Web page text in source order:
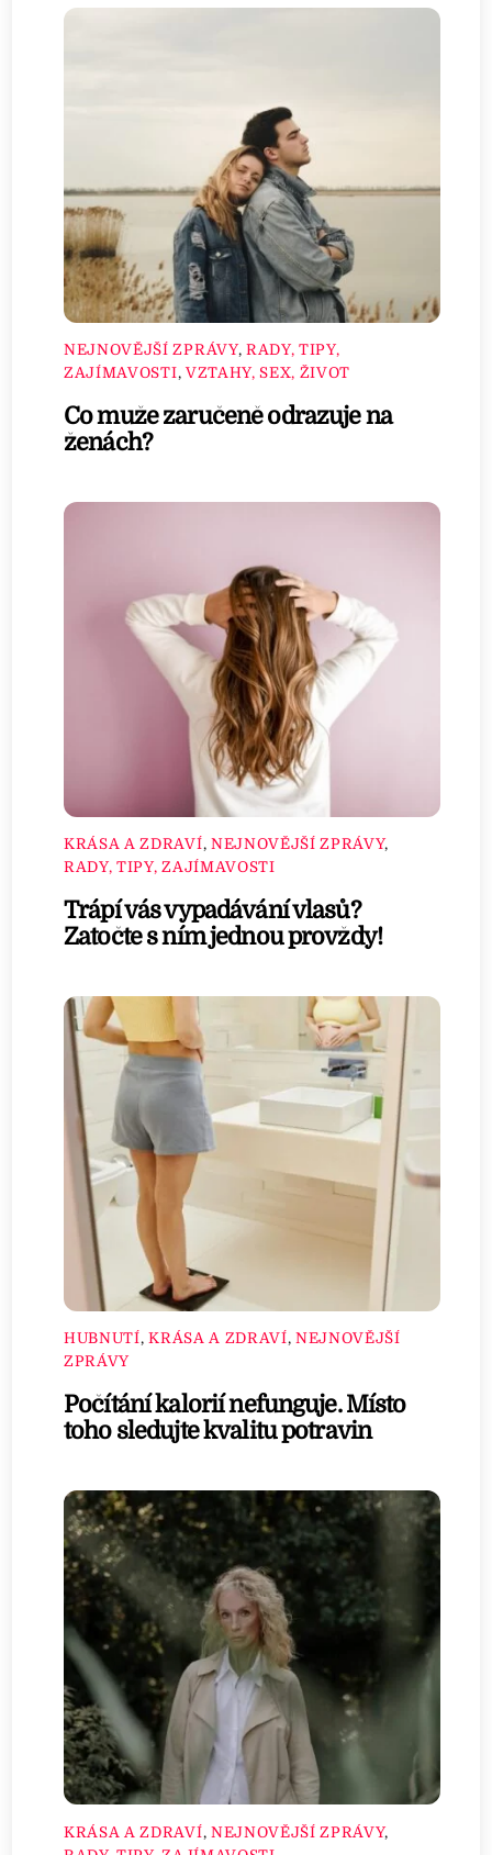
NEJNOVĚJŠÍ ZPRÁVY, RADY, TIPY,
ZAJÍMAVOSTI, VZTAHY, SEX, ŽIVOT
Co muže zaručeně odrazuje na
ženách?
KRÁSA A ZDRAVÍ, NEJNOVĚJŠÍ ZPRÁVY,
RADY, TIPY, ZAJÍMAVOSTI
Trápí vás vypadávání vlasů?
Zatočte s ním jednou provždy!
HUBNUTÍ,KRÁSA A ZDRAVÍ, NEJNOVĚJŠÍ
ZPRÁVY
Počítání kalorií nefunguje. Místo
toho sledujte kvalitu potravin
KRÁSA A ZDRAVÍ, NEJNOVĚJŠÍ ZPRÁVY,